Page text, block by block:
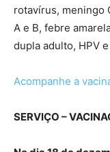
rotavírus, meningo
A e B, febre
dupla adulto, HPV
Acompanhe a
SERVIÇO –